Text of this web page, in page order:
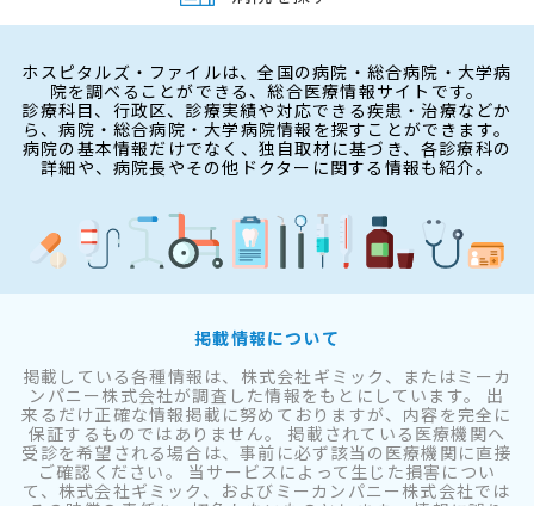
ホスピタルズ・ファイルは、全国の病院・総合病院・大学病
院を調べることができる、総合医療情報サイトです。
診療科目、行政区、診療実績や対応できる疾患・治療などか
ら、病院・総合病院・大学病院情報を探すことができます。
病院の基本情報だけでなく、独自取材に基づき、各診療科の
詳細や、病院長やその他ドクターに関する情報も紹介。
掲載情報について
掲載している各種情報は、株式会社ギミック、またはミーカ
ンパニー株式会社が調査した情報をもとにしています。 出
来るだけ正確な情報掲載に努めておりますが、内容を完全に
保証するものではありません。 掲載されている医療機関へ
受診を希望される場合は、事前に必ず該当の医療機関に直接
ご確認ください。 当サービスによって生じた損害につい
て、株式会社ギミック、およびミーカンパニー株式会社では